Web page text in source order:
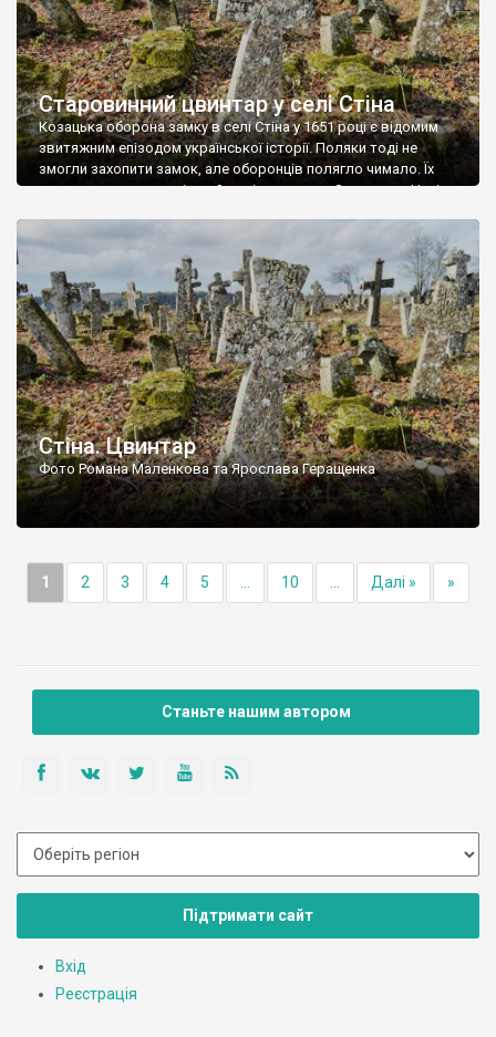
Старовинний цвинтар у селі Стіна
Козацька оборона замку в селі Стіна у 1651 році є відомим
звитяжним епізодом української історії. Поляки тоді не
змогли захопити замок, але оборонців полягло чимало. Їх
поховали на цвинтарі, який тоді називався Замковим. Нині на
ньому чимало хрестів 19 століття, є такі, де епітафії стер […]
Стіна. Цвинтар
Фото Романа Маленкова та Ярослава Геращенка
1 2 3 4 5 10 Далі » »
Станьте нашим автором
Підтримати сайт
Вхід
Реєстрація